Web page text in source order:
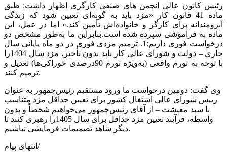
رئیس کانون عالی انجمن های صنفی کارگری اظهار داشت: طبق
ماده 41 قانون کار «مزد باید به گونه‌ای تعیین شود که زندگی
آبرومندانه برای کارگر و خانواده‌اش تأمین کند.» اما در عمل، این
ماده به فراموشی سپرده شده است.بنابراین ما به‌طور مشخص دو
درخواست فوری داریم:1. ترمیم مزدی فوری در دو ماه پایانی سال
جاری – دولت و شورای عالی کار باید بدون تأخیر، مزد سال 1404را
با توجه به تورم واقعی (به‌ویژه تورم 90درصدی خوراکی‌ها) تعدیل و
ترمیم کنند.
وی گفت: دومین درخواست ما ورود مستقیم رئیس‌جمهور به عنوان
رییس شورای عالی اشتغال کشور برای تعیین حداقل مزد متناسب
با سبد معیشت – از آقای رئیس‌جمهور می‌خواهیم شخصاً و بدون
واسطه، فرآیند تعیین مزد حداقل برای سال 1405را رهبری کنند تا
دیگر شاهد تصمیمات فرمایشی نباشیم.
انتهای پیام/